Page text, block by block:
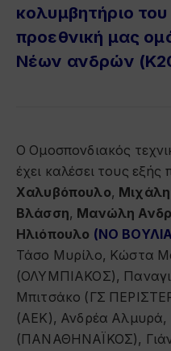
κολυμβητήριο του
προεθνική μας
Νέων ανδρών
Ο Ομοσπονδιακός
έχει καλέσει τους εξής
Χαλυβόπουλο,
Βλάσση, Μανώλη
Ηλιόπουλο (ΝΟ
Τάσο Μυρίλο, Κώστα
(ΟΛΥΜΠΙΑΚΟΣ),
Μπιτσάκο (ΓΣ
(ΑΕΚ), Ανδρέα Αλμυρά,
(ΠΑΝΑΘΗΝΑΪΚΟΣ),